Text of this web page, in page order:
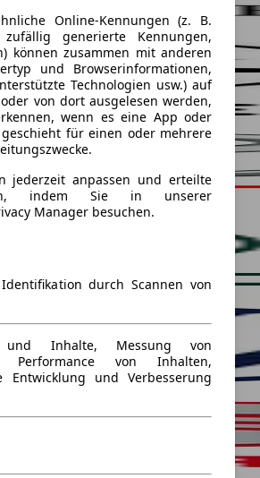
Online-Kennungen (z. B.
generierte Kennungen,
können zusammen mit anderen
und Browserinformationen,
Technologien usw.) auf
von dort ausgelesen werden,
wenn es eine App oder
für einen oder mehrere
jederzeit anpassen und erteilte
indem Sie in unserer
Manager besuchen.
durch Scannen von
und Inhalte, Messung von
von Inhalten,
Entwicklung und Verbesserung